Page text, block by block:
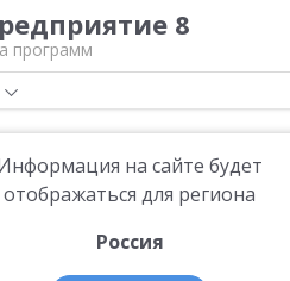
8
программ
на сайте будет
отображаться для региона
Россия